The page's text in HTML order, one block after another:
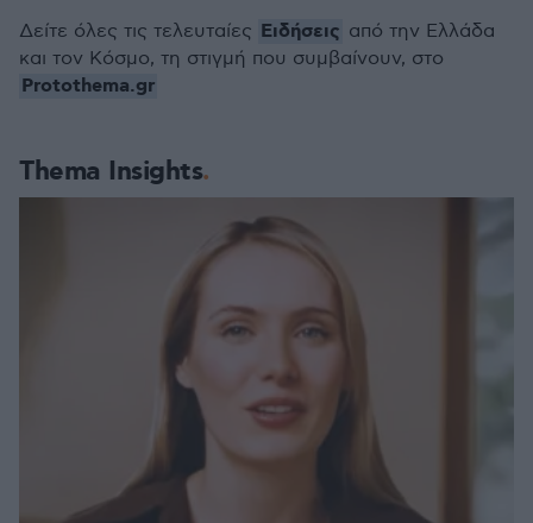
Thema Insights
Δείτε όλες τις τελευταίες Ειδήσεις από την Ελλάδα
και τον Κόσμο, τη στιγμή που συμβαίνουν, στο
Protothema.gr